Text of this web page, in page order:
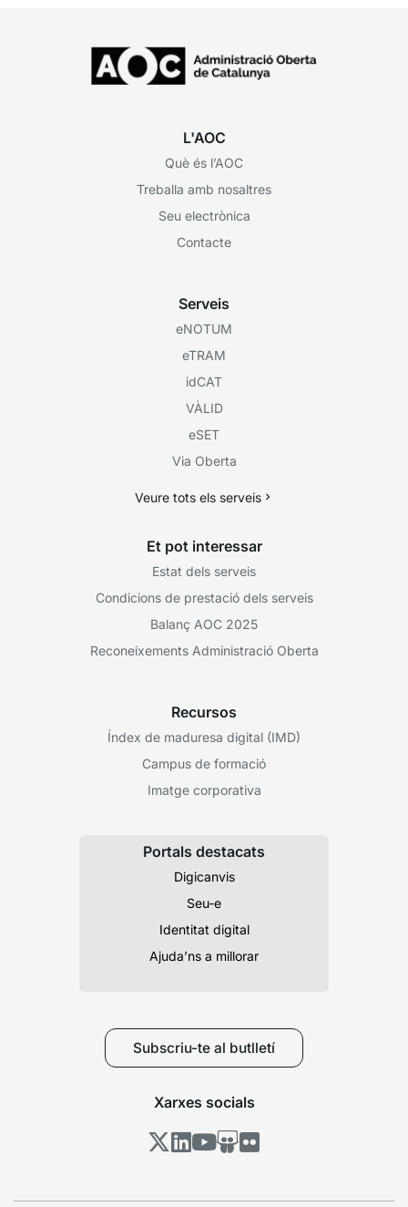
L'AOC
Què és l’AOC
Treballa amb nosaltres
Seu electrònica
Contacte
Serveis
eNOTUM
eTRAM
idCAT
VÀLID
eSET
Via Oberta
Veure tots els serveis
Et pot interessar
Estat dels serveis
Condicions de prestació dels serveis
Balanç AOC 2025
Reconeixements Administració Oberta
Recursos
Índex de maduresa digital (IMD)
Campus de formació
Imatge corporativa
Portals destacats
Digicanvis
Seu-e
Identitat digital
Ajuda’ns a millorar
Subscriu-te al butlletí
Xarxes socials